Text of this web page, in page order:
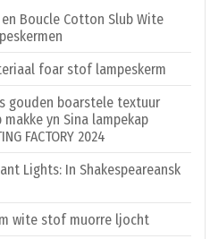
Boucle Cotton Slub Wite
foar stof lampeskerm
gouden boarstele textuur
yn Sina lampekap
FACTORY 2024
Lights: In Shakespeareansk
wite stof muorre ljocht